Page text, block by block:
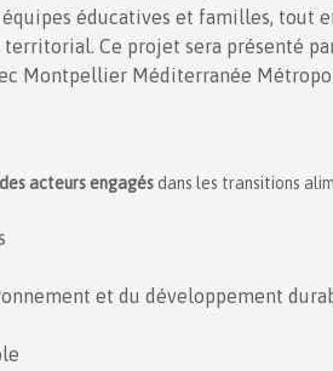
éducatives et familles, tout
Ce projet sera présenté
Montpellier Méditerranée
acteurs engagésdans les transitions
et du développement